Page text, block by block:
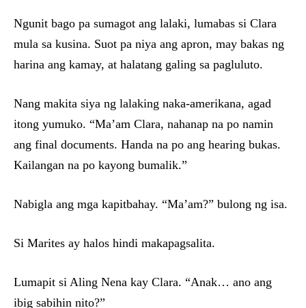
Ngunit bago pa sumagot ang lalaki, lumabas si Clara
mula sa kusina. Suot pa niya ang apron, may bakas ng
harina ang kamay, at halatang galing sa pagluluto.
Nang makita siya ng lalaking naka-amerikana, agad
itong yumuko. “Ma’am Clara, nahanap na po namin
ang final documents. Handa na po ang hearing bukas.
Kailangan na po kayong bumalik.”
Nabigla ang mga kapitbahay. “Ma’am?” bulong ng isa.
Si Marites ay halos hindi makapagsalita.
Lumapit si Aling Nena kay Clara. “Anak… ano ang
ibig sabihin nito?”